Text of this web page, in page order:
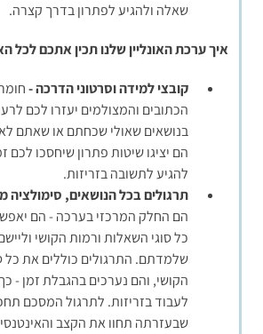
שאלה ולהגיע לפתרון בדרך קצרה.
איך ערכת האונליין שלנו תכין אתכם לכל
קובצי למידה וסרטוני הדרכה -
הכתובים והמצולמים יעזרו לכם
בנושאים שאולי שכחתם או שאתם
הם יציגו שיטות פתרון שיחסכו לכם
להגיע לתשובה בזריזות.
תרגולים בכל הנושאים,
הם החלק המרכזי בערכה - הם
כל סוגי השאלות ורמות הקושי
שלמדתם. התרגולים כוללים את כל
הקושי, והם נערכים בהגבלת זמן -
לעבוד בזריזות. לתרגול המסכם
שבעזרתה תחוו את הקצב